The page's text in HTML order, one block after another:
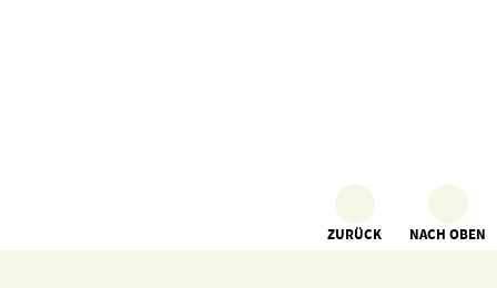
ZURÜCK NACH OBEN